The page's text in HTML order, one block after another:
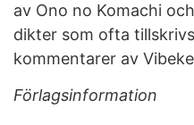
av Ono no Komachi
dikter som ofta
kommentarer av
Förlagsinformation